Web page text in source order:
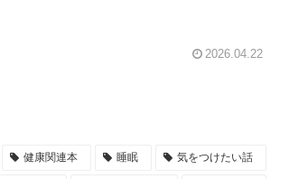
2026.04.22
健康関連本 睡眠 気をつけたい話